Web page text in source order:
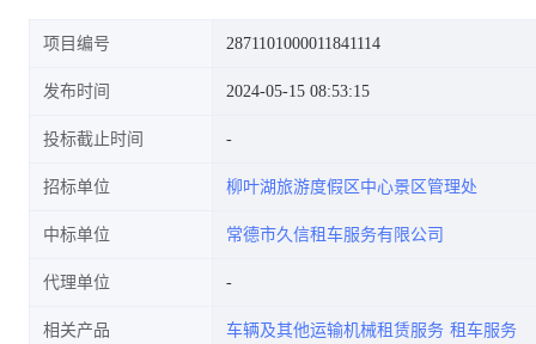
告
项目编号 2871101000011841114
发布时间 2024-05-15 08:53:15
投标截止时间
招标单位 柳叶湖旅游度假区中心景区管理处
中标单位 常德市久信租车服务有限公司
代理单位
相关产品 车辆及其他运输机械租赁服务 租车服务